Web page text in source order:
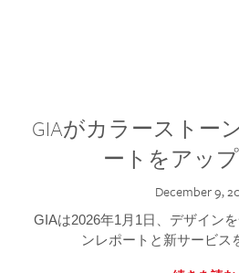
GIAがカラーストー
ートをアッ
December 9,
GIAは2026年1月1日、デザイン
ンレポートと新サービス